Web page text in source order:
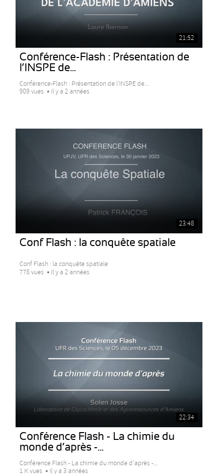
21:52
Conférence-Flash : Présentation de
l’INSPE de...
Conférence-Flash : Présentation de l’INSPE de...
909 vues
Il y a 2 années
23:48
Conf Flash : la conquête spatiale
Conf Flash : la conquête spatiale
778 vues
Il y a 2 années
22:34
Conférence Flash - La chimie du
monde d’après -...
Conférence Flash - La chimie du monde d’après -...
1 K vues
Il y a 3 années